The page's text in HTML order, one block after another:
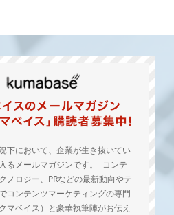
下において、企業が生き抜いてい
るメールマガジンです。 コンテ
ノロジー、PRなどの最新動向やテ
コンテンツマーケティングの専門
マベイス）と豪華執筆陣がお伝え